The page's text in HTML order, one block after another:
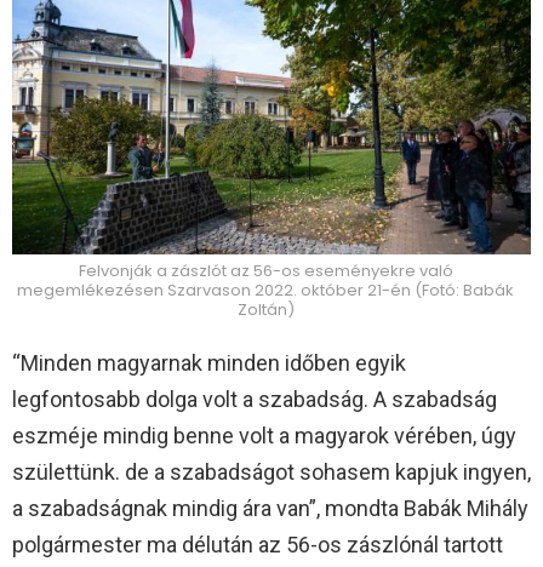
Felvonják a zászlót az 56-os eseményekre való
megemlékezésen Szarvason 2022. október 21-én (Fotó: Babák
Zoltán)
“Minden magyarnak minden időben egyik
legfontosabb dolga volt a szabadság. A szabadság
eszméje mindig benne volt a magyarok vérében, úgy
születtünk. de a szabadságot sohasem kapjuk ingyen,
a szabadságnak mindig ára van”, mondta Babák Mihály
polgármester ma délután az 56-os zászlónál tartott